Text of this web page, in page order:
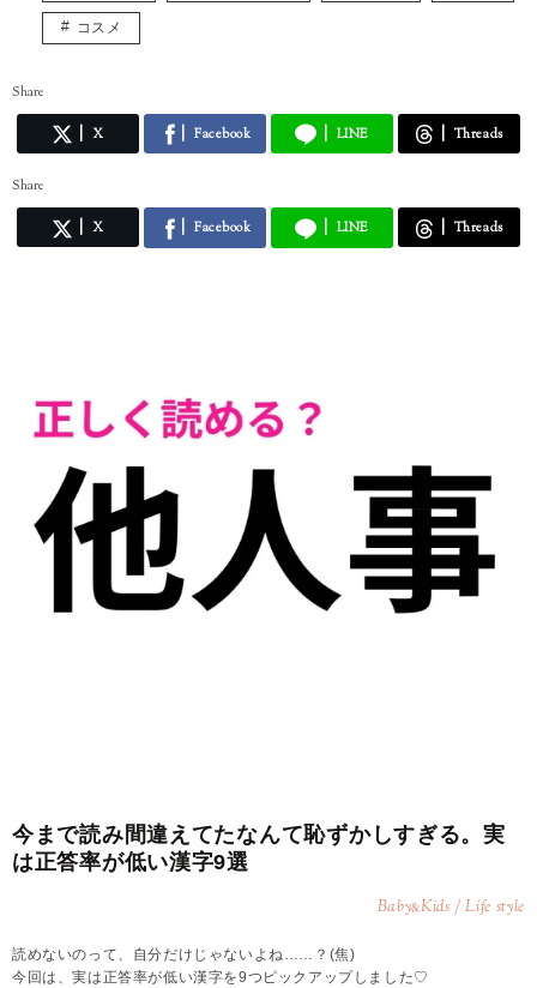
コスメ
Share
X Facebook LINE Threads
Share
X Facebook LINE Threads
今まで読み間違えてたなんて恥ずかしすぎる。実
は正答率が低い漢字9選
Baby&Kids / Life style
読めないのって、自分だけじゃないよね……？(焦)
今回は、実は正答率が低い漢字を9つピックアップしました♡